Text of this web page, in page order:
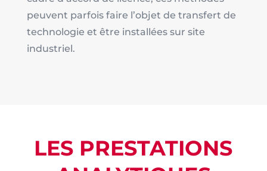
peuvent parfois faire l’objet de transfert de
technologie et être installées sur site
industriel.
LES PRESTATIONS